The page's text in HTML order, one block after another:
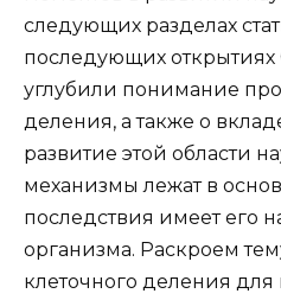
следующих разделах
последующих
углубили понимание
деления, а также о
развитие этой области
механизмы лежат в
последствия имеет его
организма. Раскроем
клеточного деления